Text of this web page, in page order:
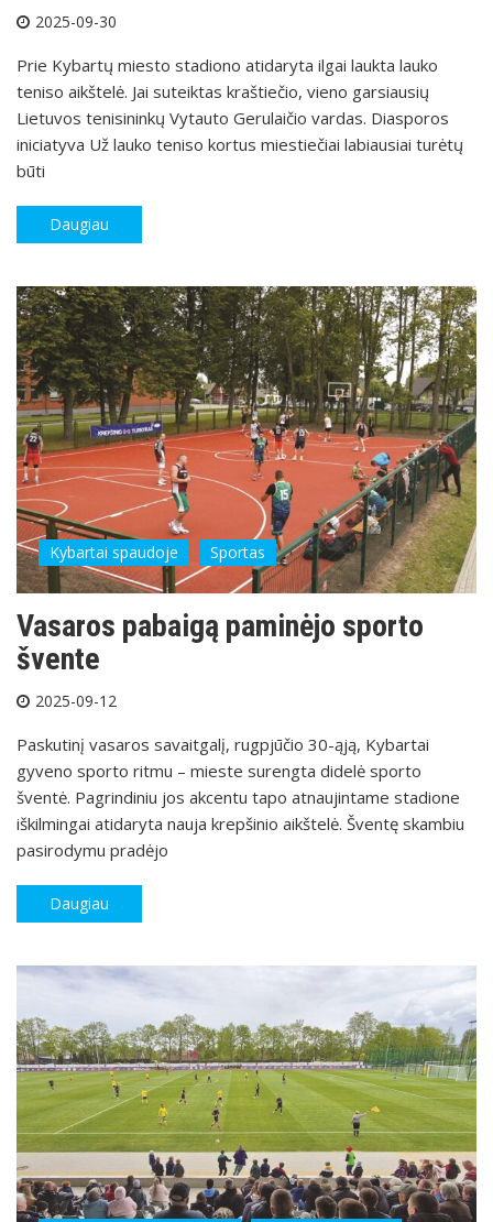
2025-09-30
Prie Kybartų miesto stadiono atidaryta ilgai laukta lauko
teniso aikštelė. Jai suteiktas kraštiečio, vieno garsiausių
Lietuvos tenisininkų Vytauto Gerulaičio vardas. Diasporos
iniciatyva Už lauko teniso kortus miestiečiai labiausiai turėtų
būti
Daugiau
Kybartai spaudoje Sportas
Vasaros pabaigą paminėjo sporto
švente
2025-09-12
Paskutinį vasaros savaitgalį, rugpjūčio 30-ąją, Kybartai
gyveno sporto ritmu – mieste surengta didelė sporto
šventė. Pagrindiniu jos akcentu tapo atnaujintame stadione
iškilmingai atidaryta nauja krepšinio aikštelė. Šventę skambiu
pasirodymu pradėjo
Daugiau